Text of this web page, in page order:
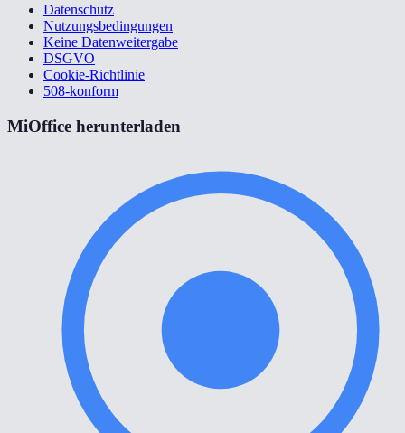
Datenschutz
Nutzungsbedingungen
Keine Datenweitergabe
DSGVO
Cookie-Richtlinie
508-konform
MiOffice herunterladen